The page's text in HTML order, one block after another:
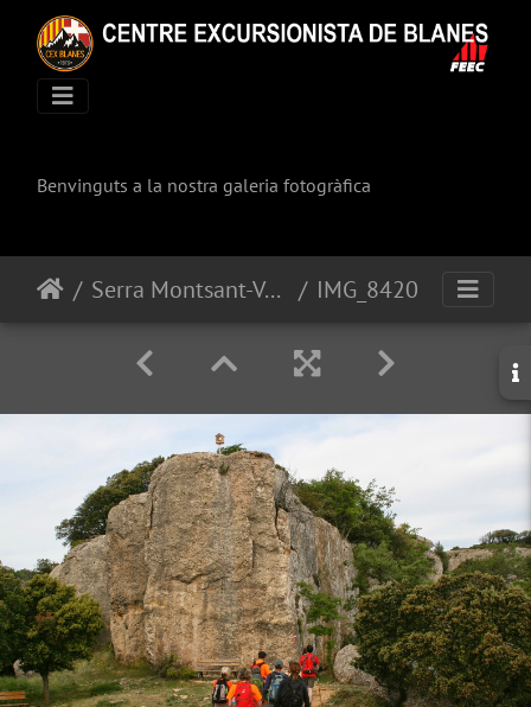
Benvinguts a la nostra galeria fotogràfica
Serra Montsant-Vall Silenci-Congost Fragerau IMG_8420